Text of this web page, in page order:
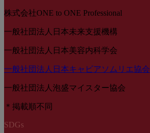
株式会社ONE to ONE Professional
一般社団法人日本未来支援機構
一般社団法人日本美容内科学会
一般社団法人日本キャビアソムリエ協会
一般社団法人泡盛マイスター協会
＊掲載順不同
SDGs